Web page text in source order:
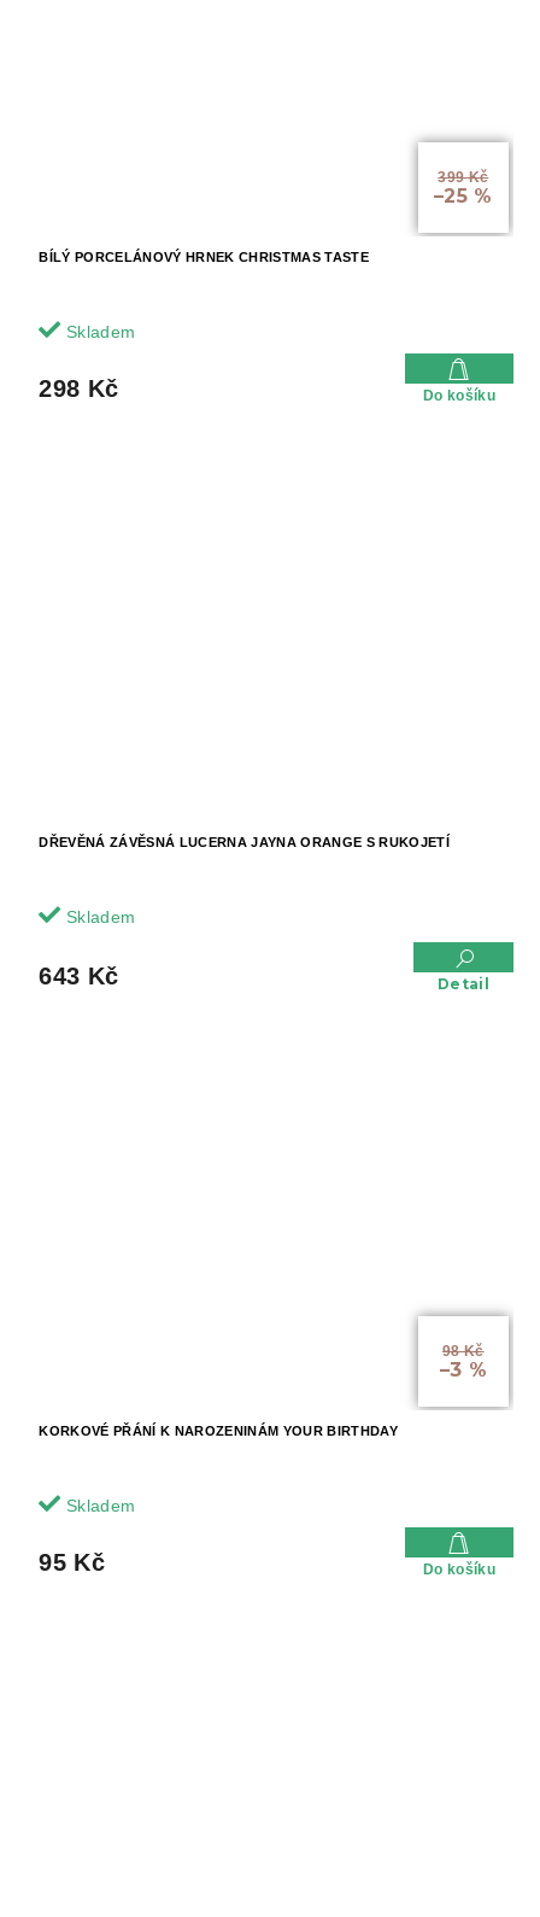
399 Kč
–25 %
BÍLÝ PORCELÁNOVÝ HRNEK CHRISTMAS TASTE
Skladem
298 Kč Do košíku
DŘEVĚNÁ ZÁVĚSNÁ LUCERNA JAYNA ORANGE S RUKOJETÍ
Skladem
643 Kč Detail
98 Kč
–3 %
KORKOVÉ PŘÁNÍ K NAROZENINÁM YOUR BIRTHDAY
Skladem
95 Kč Do košíku